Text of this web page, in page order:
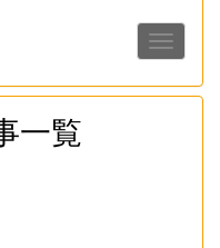
一覧